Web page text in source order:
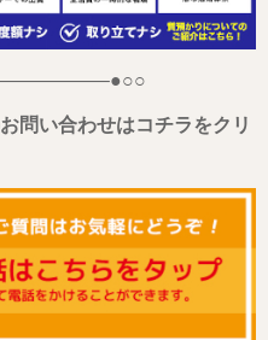
問い合わせはコチラをクリ